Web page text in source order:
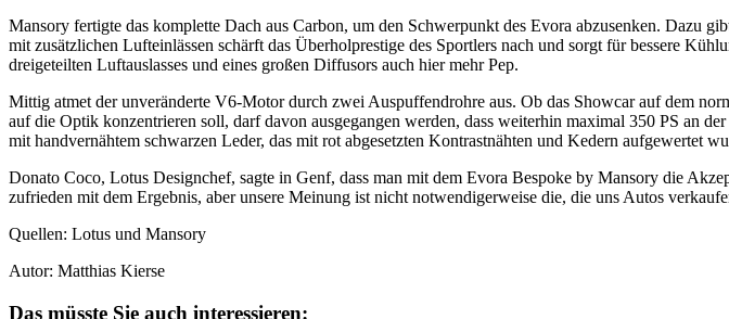
Mansory fertigte das komplette Dach aus Carbon, um den Schwerpunkt des Evora abzusenken. Dazu
mit zusätzlichen Lufteinlässen schärft das Überholprestige des Sportlers nach und sorgt für bessere
dreigeteilten Luftauslasses und eines großen Diffusors auch hier mehr Pep.
Mittig atmet der unveränderte V6-Motor durch zwei Auspuffendrohre aus. Ob das Showcar auf dem
auf die Optik konzentrieren soll, darf davon ausgegangen werden, dass weiterhin maximal 350 PS an
mit handvernähtem schwarzen Leder, das mit rot abgesetzten Kontrastnähten und Kedern aufgewertet
Donato Coco, Lotus Designchef, sagte in Genf, dass man mit dem Evora Bespoke by Mansory die
zufrieden mit dem Ergebnis, aber unsere Meinung ist nicht notwendigerweise die, die uns Autos
Quellen: Lotus und Mansory
Autor: Matthias Kierse
Das müsste Sie auch interessieren: